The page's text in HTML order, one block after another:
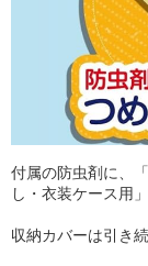
付属の防虫剤に、
し・衣装ケース用
収納カバーは引き